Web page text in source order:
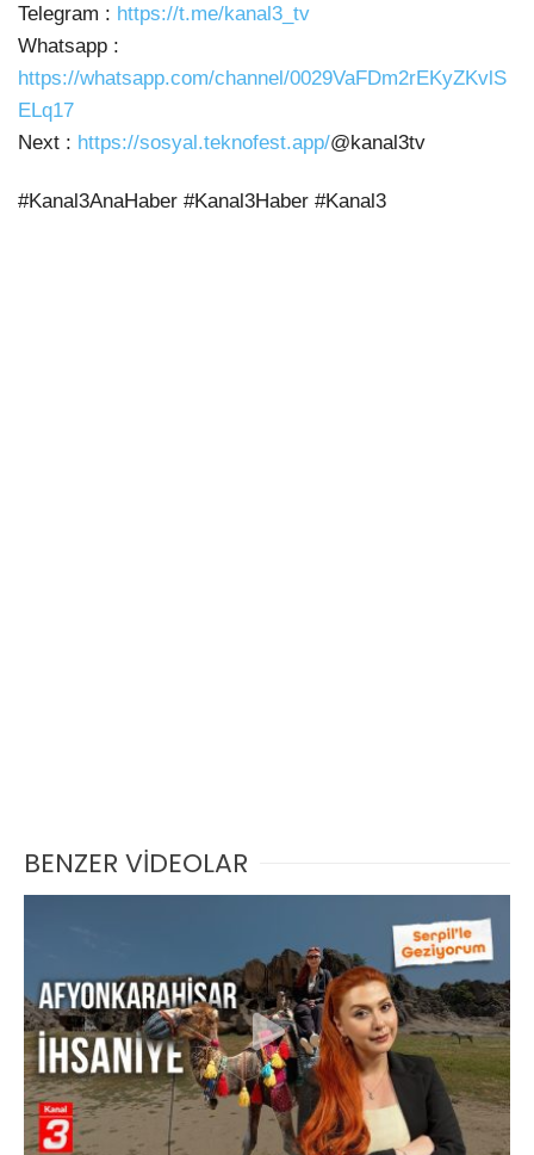
Telegram : https://t.me/kanal3_tv
Whatsapp :
https://whatsapp.com/channel/0029VaFDm2rEKyZKvlS
ELq17
Next : https://sosyal.teknofest.app/@kanal3tv
#Kanal3AnaHaber #Kanal3Haber #Kanal3
BENZER VİDEOLAR